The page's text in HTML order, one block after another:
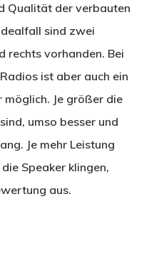
Qualität der verbauten
sind zwei
rechts vorhanden. Bei
ist aber auch ein
möglich. Je größer die
umso besser und
Je mehr Leistung
Speaker klingen,
aus.